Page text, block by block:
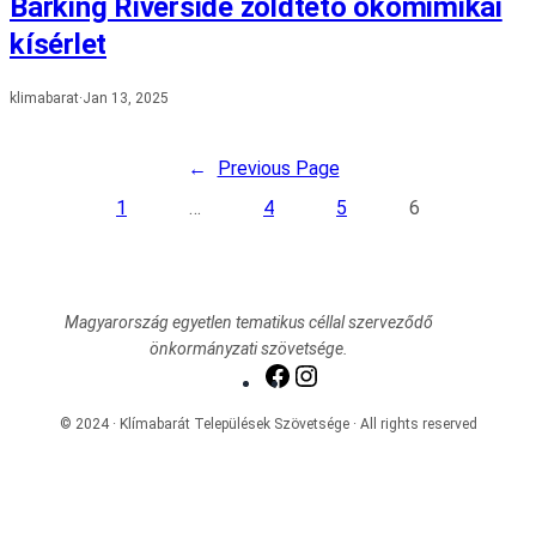
Barking Riverside zöldtető ökomimikai
kísérlet
klimabarat·Jan 13, 2025
←
Previous Page
1
… 4 5 6
Magyarország egyetlen tematikus céllal szerveződő
önkormányzati szövetsége.
Facebook
© 2024 · Klímabarát Települések Szövetsége · All rights reserved